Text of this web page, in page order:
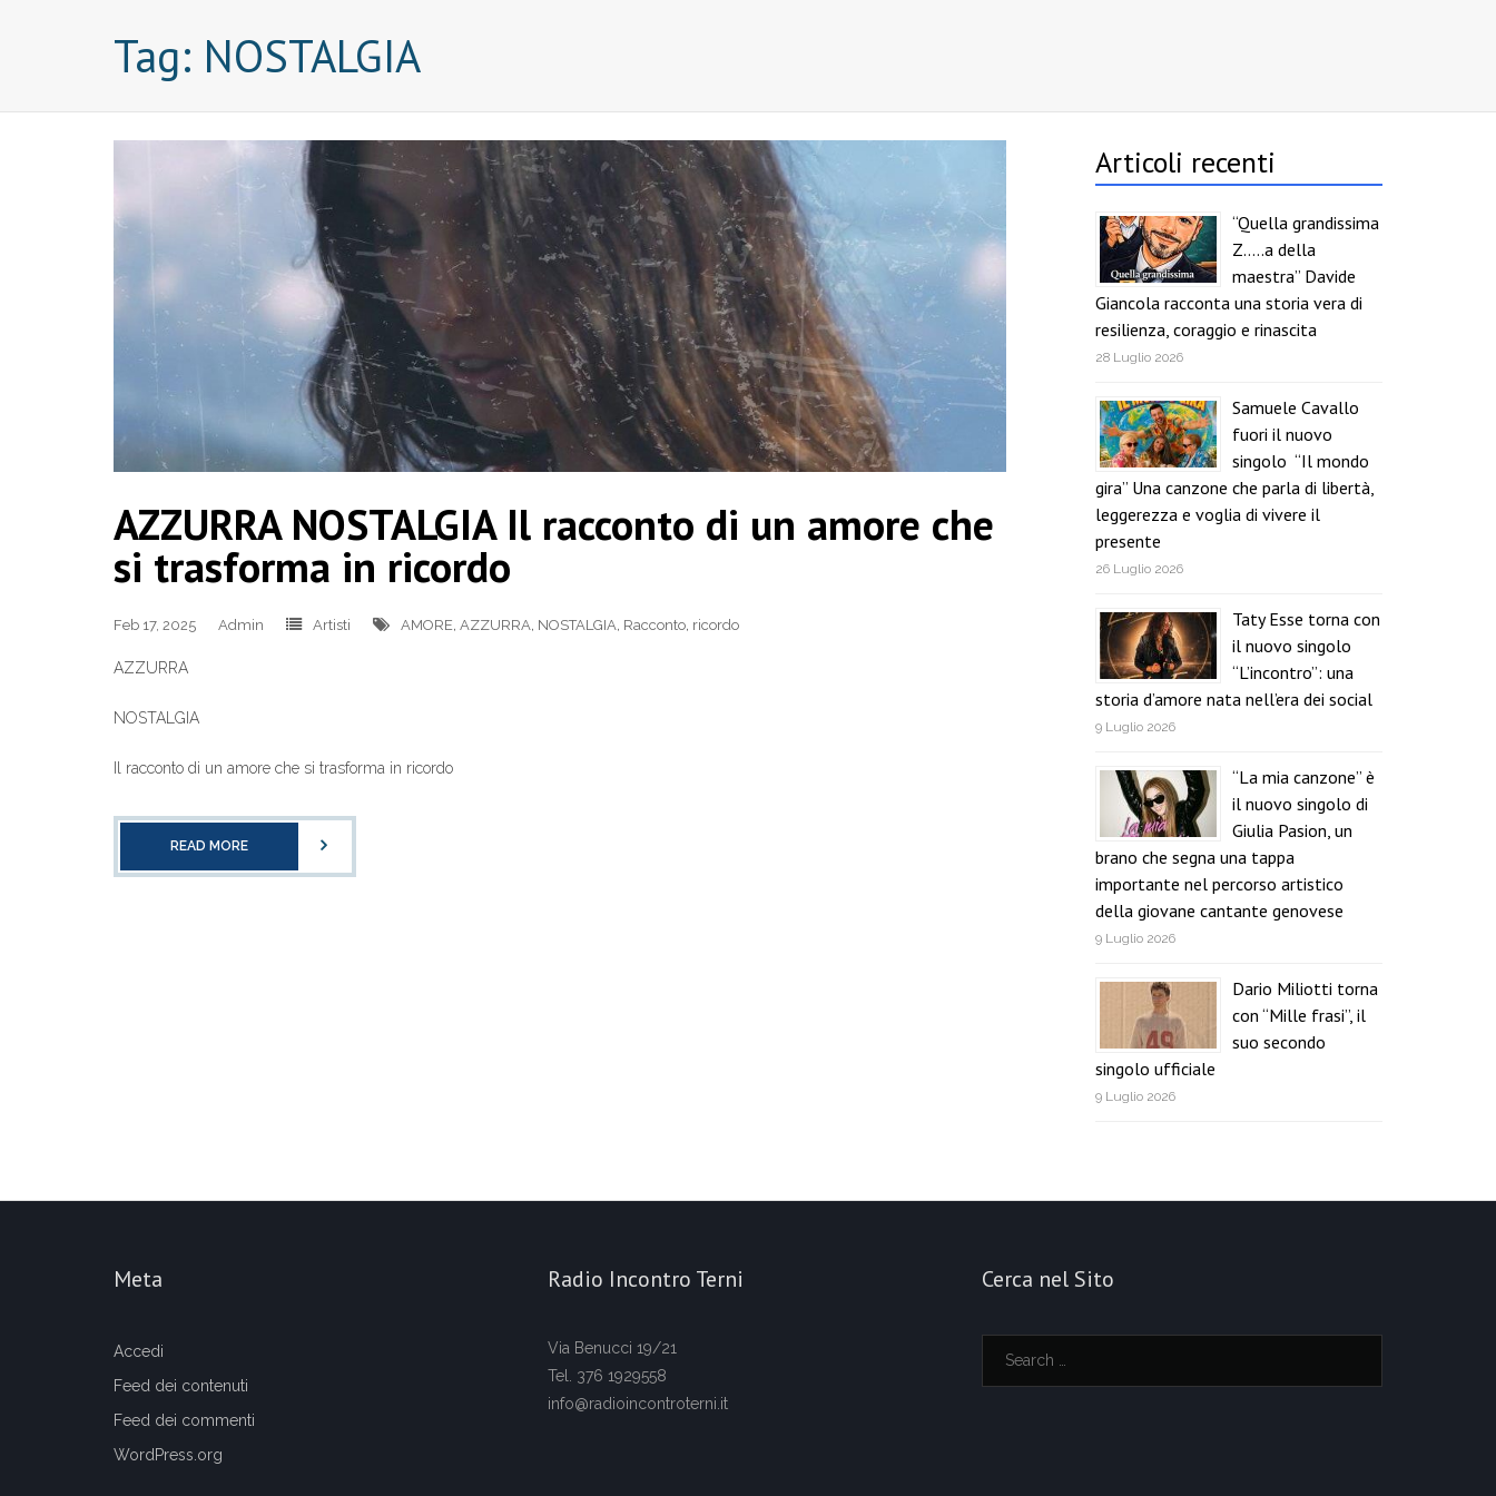
Tag: NOSTALGIA
AZZURRA NOSTALGIA Il racconto di un amore che
si trasforma in ricordo
Feb 17, 2025 Admin Artisti AMORE AZZURRA NOSTALGIA Racconto ricordo
AZZURRA
NOSTALGIA
Il racconto di un amore che si trasforma in ricordo
READ MORE
Articoli recenti
“Quella grandissima
Z…..a della
maestra” Davide
Giancola racconta una storia vera di
resilienza, coraggio e rinascita
28 Luglio 2026
Samuele Cavallo
fuori il nuovo
singolo “Il mondo
gira” Una canzone che parla di libertà,
leggerezza e voglia di vivere il
presente
26 Luglio 2026
Taty Esse torna con
il nuovo singolo
“L’incontro”: una
storia d’amore nata nell’era dei social
9 Luglio 2026
“La mia canzone” è
il nuovo singolo di
Giulia Pasion, un
brano che segna una tappa
importante nel percorso artistico
della giovane cantante genovese
9 Luglio 2026
Dario Miliotti torna
con “Mille frasi”, il
suo secondo
singolo ufficiale
9 Luglio 2026
Meta
Accedi
Feed dei contenuti
Feed dei commenti
WordPress.org
Radio Incontro Terni
Via Benucci 19/21
Tel. 376 1929558
info@radioincontroterni.it
Cerca nel Sito